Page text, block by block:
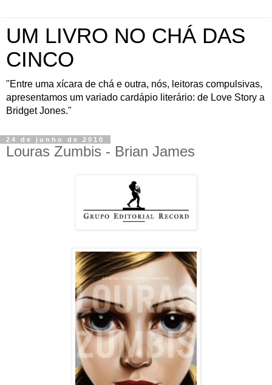
UM LIVRO NO CHÁ DAS
CINCO
"Entre uma xícara de chá e outra, nós, leitoras compulsivas,
apresentamos um variado cardápio literário: de Love Story a
Bridget Jones."
24 de junho de 2010
Louras Zumbis - Brian James